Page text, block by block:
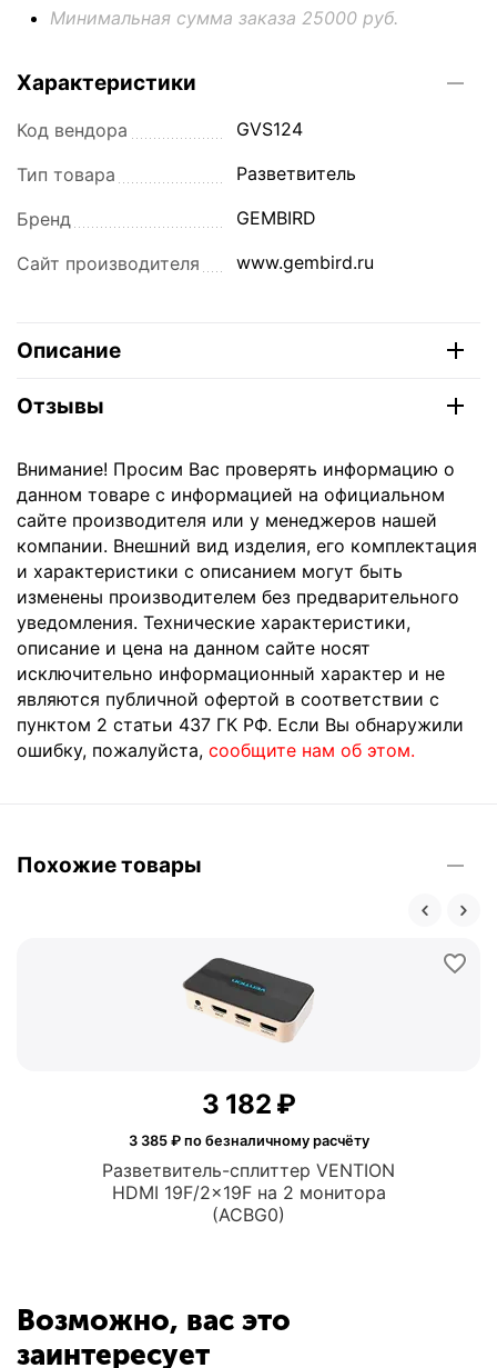
Минимальная сумма заказа 25000 руб.
Характеристики
Код вендора GVS124
Тип товара Разветвитель
Бренд GEMBIRD
Сайт производителя www.gembird.ru
Описание
Отзывы
Внимание! Просим Вас проверять информацию о
данном товаре с информацией на официальном
сайте производителя или у менеджеров нашей
компании. Внешний вид изделия, его комплектация
и характеристики с описанием могут быть
изменены производителем без предварительного
уведомления. Технические характеристики,
описание и цена на данном сайте носят
исключительно информационный характер и не
являются публичной офертой в соответствии с
пунктом 2 статьи 437 ГК РФ. Если Вы обнаружили
ошибку, пожалуйста, сообщите нам об этом.
Похожие товары
Разветвитель-сплиттер VENTION
HDMI 19F/2x19F на 2 монитора
(ACBG0)
3 182 ₽
3 385₽ по безналичному расчёту
Возможно, вас это
заинтересует